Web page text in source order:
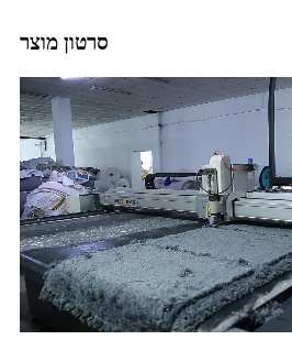
סרטון מוצר